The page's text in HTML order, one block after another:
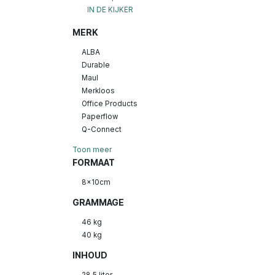
IN DE KIJKER
MERK
ALBA
Durable
Maul
Merkloos
Office Products
Paperflow
Q-Connect
Toon meer
FORMAAT
8x10cm
GRAMMAGE
46 kg
40 kg
INHOUD